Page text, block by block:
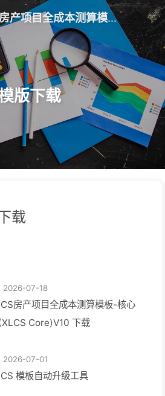
项目全成本测算模版 V10
版下载
载
2026-07-18
房产项目全成本测算模板-核心
Core)V10 下载
2026-07-01
模板自动升级工具